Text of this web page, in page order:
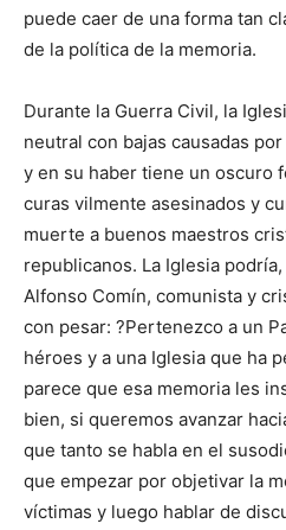
puede caer de una forma tan
de la política de la memoria.
Durante la Guerra Civil, la
neutral con bajas causadas
y en su haber tiene un oscuro
curas vilmente asesinados y
muerte a buenos maestros
republicanos. La Iglesia
Alfonso Comín, comunista y
con pesar: ?Pertenezco a un
héroes y a una Iglesia que ha
parece que esa memoria les
bien, si queremos avanzar
que tanto se habla en el
que empezar por objetivar la
víctimas y luego hablar de